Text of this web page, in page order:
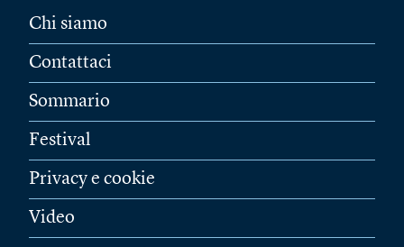
Chi siamo
Contattaci
Sommario
Festival
Privacy e cookie
Video